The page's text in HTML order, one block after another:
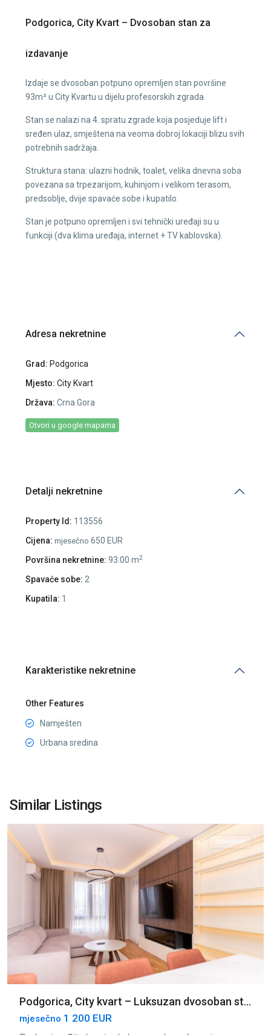
Podgorica, City Kvart – Dvosoban stan za
izdavanje
Izdaje se dvosoban potpuno opremljen stan površine
93m² u City Kvartu u dijelu profesorskih zgrada.
Stan se nalazi na 4. spratu zgrade koja posjeduje lift i
sređen ulaz, smještena na veoma dobroj lokaciji blizu svih
potrebnih sadržaja.
Struktura stana: ulazni hodnik, toalet, velika dnevna soba
povezana sa trpezarijom, kuhinjom i velikom terasom,
predsoblje, dvije spavaće sobe i kupatilo.
Stan je potpuno opremljen i svi tehnički uređaji su u
funkciji (dva klima uređaja, internet + TV kablovska).
Adresa nekretnine
Grad: Podgorica
Mjesto: City Kvart
Država: Crna Gora
Otvori u google mapama
Detalji nekretnine
Property Id: 113556
Cijena: mjesečno 650 EUR
Površina nekretnine: 93.00 m2
Spavaće sobe: 2
Kupatila: 1
Karakteristike nekretnine
Other Features
Namješten
Urbana sredina
Similar Listings
Kvart
Podgorica
Izdavanje
Podgorica, City kvart – Luksuzan dvosoban st...
mjesečno 1 200 EUR